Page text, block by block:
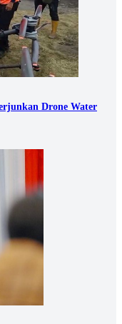
Drone Water